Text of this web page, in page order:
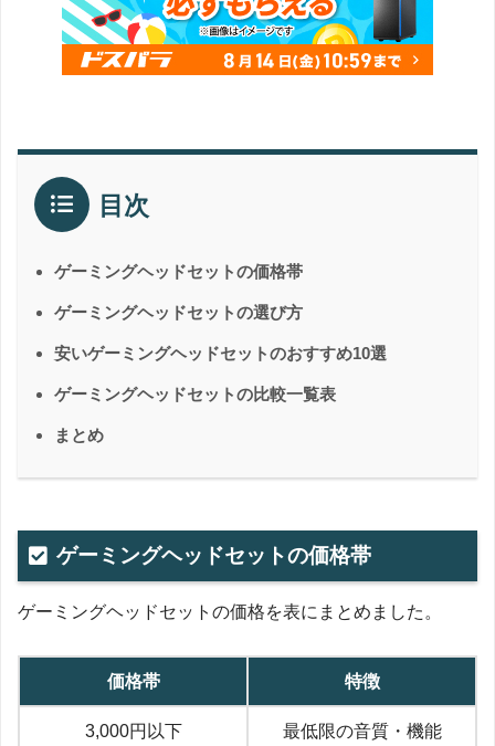
目次
ゲーミングヘッドセットの価格帯
ゲーミングヘッドセットの選び方
安いゲーミングヘッドセットのおすすめ10選
ゲーミングヘッドセットの比較一覧表
まとめ
ゲーミングヘッドセットの価格帯
ゲーミングヘッドセットの価格を表にまとめました。
価格帯 特徴
3,000円以下 最低限の音質・機能